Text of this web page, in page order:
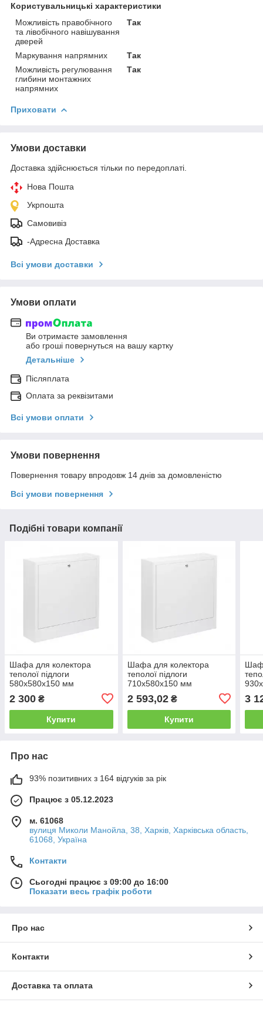
Користувальницькі характеристики
Можливість правобічного
та лівобічного навішування
дверей
Так
Маркування напрямних
Так
Можливість регулювання
глибини монтажних
напрямних
Так
Приховати
Умови доставки
Доставка здійснюється тільки по передоплаті.
Нова Пошта
Укрпошта
Самовивіз
-Адресна Доставка
Всі умови доставки
Умови оплати
Ви отримаєте замовлення
або гроші повернуться на вашу картку
Детальніше
Післяплата
Оплата за реквізитами
Всі умови оплати
Умови повернення
Повернення товару впродовж 14 днів за домовленістю
Всі умови повернення
Подібні товари компанії
Шафа для колектора
теполої підлоги
580x580x150 мм
зовнішнього монтажу KP-
Czech (4-5 контури) Чехія
2 300 ₴
Купити
Шафа для колектора
теполої підлоги
710x580x150 мм
зовнішнього монтажу KP-
Czech (5-6 контури) Чехія
2 593,02₴
Купити
3
Про нас
93% позитивних з 164 відгуків за рік
Працює з 05.12.2023
м. 61068
вулиця Миколи Манойла, 38, Харків, Харківська область,
61068, Україна
Контакти
Сьогодні працює з 09:00 до 16:00
Показати весь графік роботи
Про нас
Контакти
Доставка та оплата